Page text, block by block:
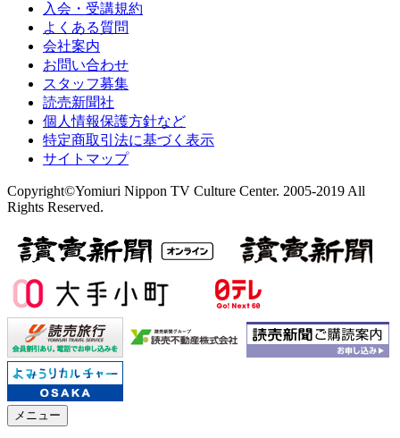
入会・受講規約
よくある質問
会社案内
お問い合わせ
スタッフ募集
読売新聞社
個人情報保護方針など
特定商取引法に基づく表示
サイトマップ
Copyright©Yomiuri Nippon TV Culture Center. 2005-2019 All
Rights Reserved.
メニュー